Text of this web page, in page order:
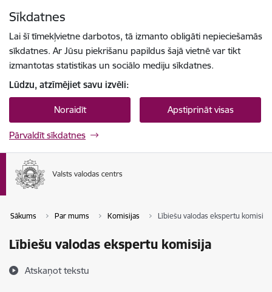
Sīkdatnes
Lai šī tīmekļvietne darbotos, tā izmanto obligāti nepieciešamās
sīkdatnes. Ar Jūsu piekrišanu papildus šajā vietnē var tikt
izmantotas statistikas un sociālo mediju sīkdatnes.
Lūdzu, atzīmējiet savu izvēli:
Noraidīt Apstiprināt visas
Pārvaldīt sīkdatnes
Sākums Par mums Komisijas Lībiešu valodas ekspertu komisija
Lībiešu valodas ekspertu komisija
Atskaņot tekstu